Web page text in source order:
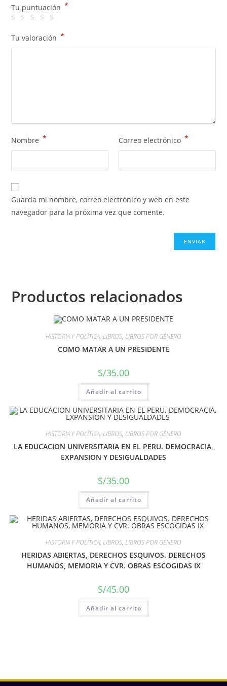
Tu puntuación *
Tu valoración *
Nombre * Correo electrónico *
Guarda mi nombre, correo electrónico y web en este
navegador para la próxima vez que comente.
Productos relacionados
HISTORIA Y POLÍTICA, LIBROS, LIBROS POR GÉNERO
COMO MATAR A UN PRESIDENTE
S/35.00
Añadir al carrito
HISTORIA Y POLÍTICA, LIBROS, LIBROS POR GÉNERO
LA EDUCACION UNIVERSITARIA EN EL PERU. DEMOCRACIA,
EXPANSION Y DESIGUALDADES
S/35.00
Añadir al carrito
HISTORIA Y POLÍTICA, LIBROS, LIBROS POR GÉNERO
HERIDAS ABIERTAS, DERECHOS ESQUIVOS. DERECHOS
HUMANOS, MEMORIA Y CVR. OBRAS ESCOGIDAS IX
S/45.00
Añadir al carrito